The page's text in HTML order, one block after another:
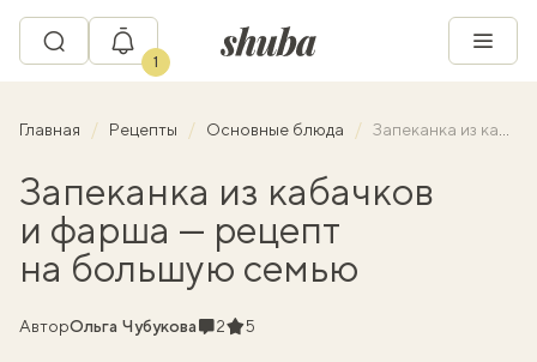
1
Главная Рецепты Основные блюда Запеканка из кабачков и фарша — рецепт на большую семью
Запеканка из кабачков
и фарша — рецепт
на большую семью
АвторОльга ЧубуковаКомментарии
2Рейтинг
5